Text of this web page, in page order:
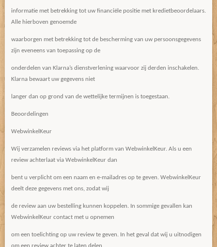
informatie met betrekking tot uw financiële positie met kredietbeoordelaars.
Alle hierboven genoemde
waarborgen met betrekking tot de bescherming van uw persoonsgegevens
zijn eveneens van toepassing op de
onderdelen van Klarna’s dienstverlening waarvoor zij derden inschakelen.
Klarna bewaart uw gegevens niet
langer dan op grond van de wettelijke termijnen is toegestaan.
Beoordelingen
WebwinkelKeur
Wij verzamelen reviews via het platform van WebwinkelKeur. Als u een
review achterlaat via WebwinkelKeur dan
bent u verplicht om een naam en e-mailadres op te geven. WebwinkelKeur
deelt deze gegevens met ons, zodat wij
de review aan uw bestelling kunnen koppelen. In sommige gevallen kan
WebwinkelKeur contact met u opnemen
om een toelichting op uw review te geven. In het geval dat wij u uitnodigen